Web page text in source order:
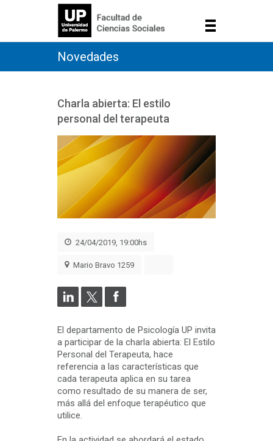
Novedades
Charla abierta: El estilo
personal del terapeuta
24/04/2019, 19:00hs
Mario Bravo 1259
El departamento de Psicología UP invita
a participar de la charla abierta: El Estilo
Personal del Terapeuta, hace
referencia a las características que
cada terapeuta aplica en su tarea
como resultado de su manera de ser,
más allá del enfoque terapéutico que
utilice.